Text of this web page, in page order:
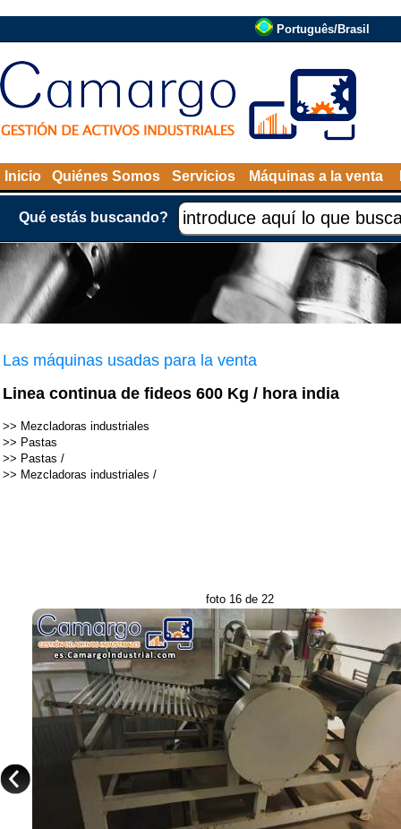
Português/Brasil
Inicio Quiénes Somos Servicios Máquinas a la venta
Qué estás buscando?
Las máquinas usadas para la venta
Linea continua de fideos 600 Kg / hora india
>> Mezcladoras industriales
>> Pastas
>> Pastas /
>> Mezcladoras industriales /
foto 16 de 22